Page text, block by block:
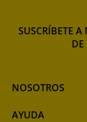
NOSOTROS
AYUDA
SUSCRÍBETE A